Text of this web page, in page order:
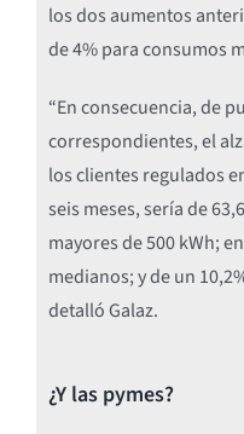
los dos aumentos
de 4% para consumos
“En consecuencia, de
correspondientes, el
los clientes regulados
seis meses, sería de
mayores de 500 kWh;
medianos; y de un
detalló Galaz.
¿Y las pymes?